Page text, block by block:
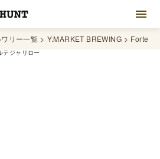
リー一覧 Y.MARKET BREWING Forte -